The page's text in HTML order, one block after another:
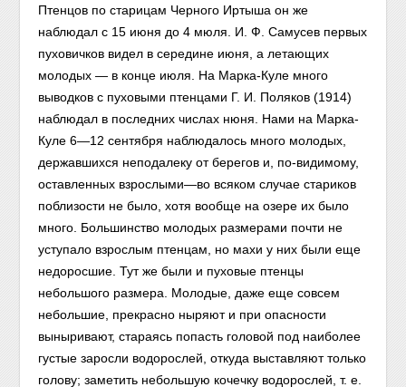
Птенцов по старицам Черного Иртыша он же
наблюдал с 15 июня до 4 мюля. И. Ф. Самусев первых
пуховичков видел в середине июня, а летающих
молодых — в конце июля. На Марка-Куле много
выводков с пуховыми птенцами Г. И. Поляков (1914)
наблюдал в последних числах нюня. Нами на Марка-
Куле 6—12 сентября наблюдалось много молодых,
державшихся неподалеку от берегов и, по-видимому,
оставленных взрослыми—во всяком случае стариков
поблизости не было, хотя вообще на озере их было
много. Большинство молодых размерами почти не
уступало взрослым птенцам, но махи у них были еще
недоросшие. Тут же были и пуховые птенцы
небольшого размера. Молодые, даже еще совсем
небольшие, прекрасно ныряют и при опасности
выныривают, стараясь попасть головой под наиболее
густые заросли водорослей, откуда выставляют только
голову; заметить небольшую кочечку водорослей, т. е.